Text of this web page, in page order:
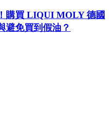
購買 LIQUI MOLY 德國
避免買到假油？